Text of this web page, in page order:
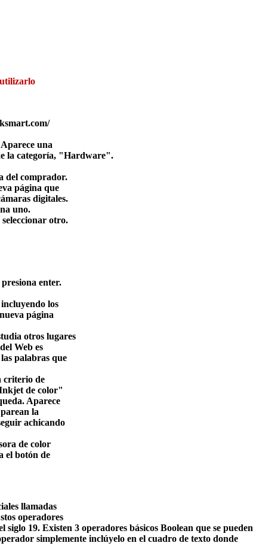
una
la categoría, "Hardware".
del comprador.
página que
digitales.
uno.
otro.
enter.
los
página
otros lugares
Web es
palabras que
criterio de
de color"
Aparece
la
achicando
de color
el botón de
llamadas
operadores
19. Existen 3 operadores básicos Boolean que se pueden
simplemente inclúyelo en el cuadro de texto donde